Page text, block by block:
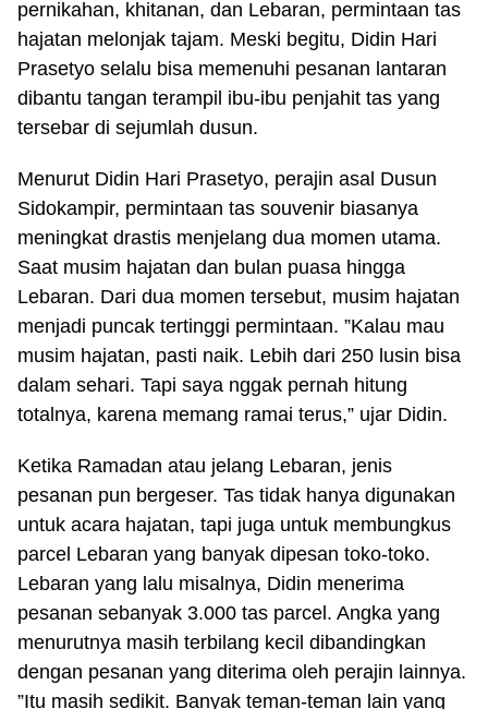
pernikahan, khitanan, dan Lebaran, permintaan tas
hajatan melonjak tajam. Meski begitu, Didin Hari
Prasetyo selalu bisa memenuhi pesanan lantaran
dibantu tangan terampil ibu-ibu penjahit tas yang
tersebar di sejumlah dusun.
Menurut Didin Hari Prasetyo, perajin asal Dusun
Sidokampir, permintaan tas souvenir biasanya
meningkat drastis menjelang dua momen utama.
Saat musim hajatan dan bulan puasa hingga
Lebaran. Dari dua momen tersebut, musim hajatan
menjadi puncak tertinggi permintaan. ”Kalau mau
musim hajatan, pasti naik. Lebih dari 250 lusin bisa
dalam sehari. Tapi saya nggak pernah hitung
totalnya, karena memang ramai terus,” ujar Didin.
Ketika Ramadan atau jelang Lebaran, jenis
pesanan pun bergeser. Tas tidak hanya digunakan
untuk acara hajatan, tapi juga untuk membungkus
parcel Lebaran yang banyak dipesan toko-toko.
Lebaran yang lalu misalnya, Didin menerima
pesanan sebanyak 3.000 tas parcel. Angka yang
menurutnya masih terbilang kecil dibandingkan
dengan pesanan yang diterima oleh perajin lainnya.
”Itu masih sedikit. Banyak teman-teman lain yang